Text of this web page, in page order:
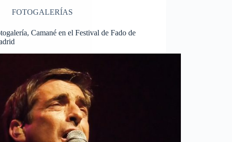
FOTOGALERÍAS
Camané en el Festival de Fado de